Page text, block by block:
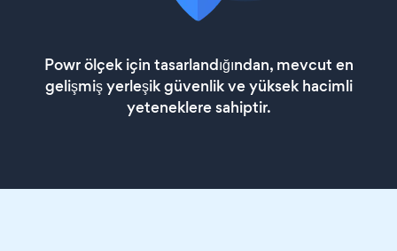
Powr ölçek için tasarlandığından, mevcut en
gelişmiş yerleşik güvenlik ve yüksek hacimli
yeteneklere sahiptir.